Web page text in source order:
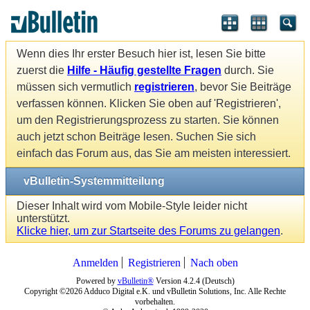
Wenn dies Ihr erster Besuch hier ist, lesen Sie bitte
zuerst die Hilfe - Häufig gestellte Fragen durch. Sie
müssen sich vermutlich registrieren, bevor Sie Beiträge
verfassen können. Klicken Sie oben auf 'Registrieren',
um den Registrierungsprozess zu starten. Sie können
auch jetzt schon Beiträge lesen. Suchen Sie sich
einfach das Forum aus, das Sie am meisten interessiert.
vBulletin-Systemmitteilung
Dieser Inhalt wird vom Mobile-Style leider nicht
unterstützt.
Klicke hier, um zur Startseite des Forums zu gelangen.
Anmelden Registrieren Nach oben
Powered by vBulletin®Version 4.2.4 (Deutsch)
Copyright ©2026 Adduco Digital e.K. und vBulletin Solutions, Inc. Alle Rechte
vorbehalten.